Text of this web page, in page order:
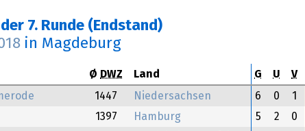
7. Runde (Endstand)
in Magdeburg
Ø DWZ Land G U V
1447 Niedersachsen 6 0 1
1397 Hamburg 5 2 0